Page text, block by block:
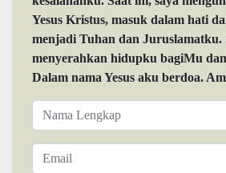
Yesus Kristus, masuk dalam hati
menjadi Tuhan dan Juruslamatku.
menyerahkan hidupku bagiMu
Dalam nama Yesus aku berdoa.